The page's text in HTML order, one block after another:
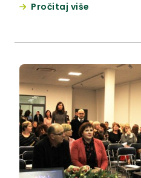
Pročitaj više